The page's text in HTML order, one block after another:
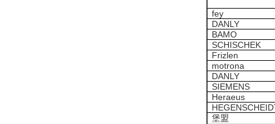
fey
DANLY
BAMO
SCHISCHEK
Frizlen
motrona
DANLY
SIEMENS
Heraeus
堡盟